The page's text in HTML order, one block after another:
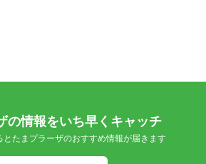
の情報をいち早くキャッチ
とたまプラーザのおすすめ情報が届きます